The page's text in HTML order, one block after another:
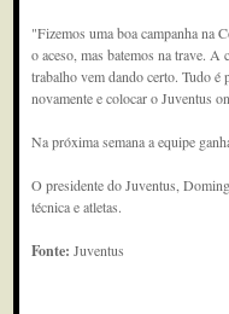
"Fizemos uma boa campanha na
o aceso, mas batemos na trave. A
trabalho vem dando certo. Tudo é
novamente e colocar o Juventus
Na próxima semana a equipe
O presidente do Juventus,
técnica e atletas.
Fonte:Juventus